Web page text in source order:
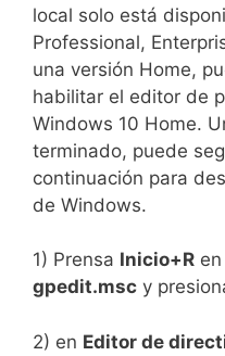
local solo está
Professional,
una versión Home,
habilitar el editor de
Windows 10 Home.
terminado, puede
continuación para
de Windows.
1) Prensa Inicio+R
gpedit.msc y
2) en Editor de